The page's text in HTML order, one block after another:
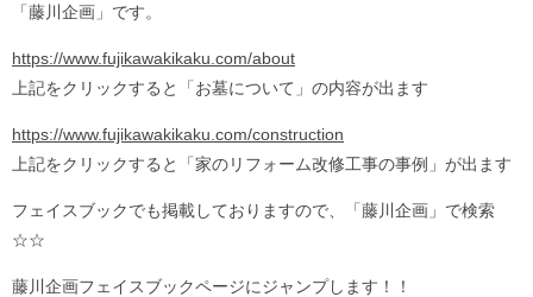
「藤川企画」です。
https://www.fujikawakikaku.com/about
上記をクリックすると「お墓について」の内容が出ます
https://www.fujikawakikaku.com/construction
上記をクリックすると「家のリフォーム改修工事の事例」が出ます
フェイスブックでも掲載しておりますので、「藤川企画」で検索
☆☆
藤川企画フェイスブックページにジャンプします！！